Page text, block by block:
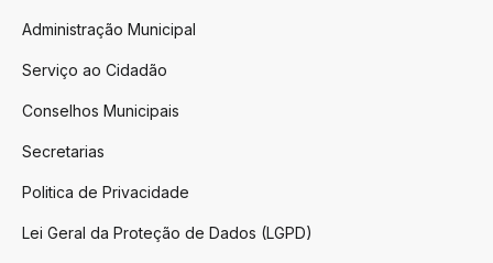
Administração Municipal
Serviço ao Cidadão
Conselhos Municipais
Secretarias
Politica de Privacidade
Lei Geral da Proteção de Dados (LGPD)